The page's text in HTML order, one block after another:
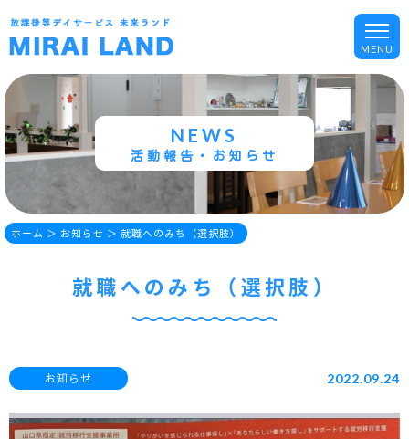
NEWS
活動報告・お知らせ
ホーム ＞ お知らせ ＞ 就職へのみち（選択肢）
就職へのみち（選択肢）
お知らせ 2022.09.24